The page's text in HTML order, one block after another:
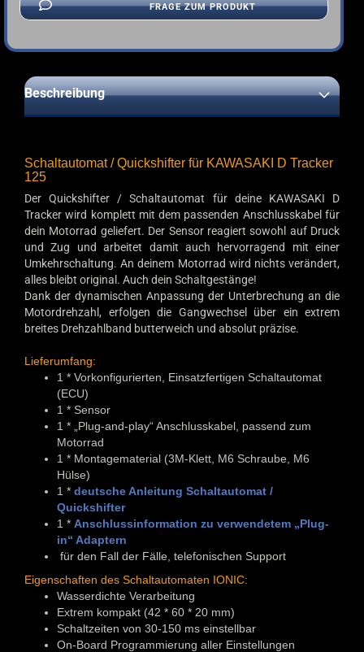
FRAGE ZUM PRODUKT
Beschreibung
Schaltautomat / Quickshifter für KAWASAKI D Tracker
125
Der Quickshifter / Schaltautomat für deine KAWASAKI D
Tracker wird komplett mit dem passenden Anschlusskabel für
dein Motorrad geliefert. Der Sensor reagiert sowohl auf Druck
und Zug und arbeitet damit auch hervorragend mit einer
Umkehrschaltung. An deinem Motorrad wird nichts verändert,
alles bleibt original. Auch dein Schaltgestänge!
Dank der dynamischen Anpassung der Unterbrechung an die
Motordrehzahl, erfolgen die Gangwechsel über ein extrem
breites Drehzahlband butterweich und absolut präzise.
Lieferumfang:
1 * Vorkonfigurierten, Einsatzfertigen Schaltautomat
(ECU)
1 * Sensor
1 * „Plug-and-play“ Anschlusskabel, passend zum
Motorrad
1 * Montagematerial (3M-Klett, M6 Schraube, M6
Hülse)
1 * deutsche Anleitung Schaltautomat /
Quickshifter
1 * Anschlussinformation zu verwendetem „Plug-
in“ Adaptern
für den Fall der Fälle, telefonischen Support
Eigenschaften des Schaltautomaten IONIC:
Wasserdichte Verarbeitung
Extrem kompakt (42 * 60 * 20 mm)
Schaltzeiten von 30-150 ms einstellbar
On-Board Programmierung aller Einstellungen